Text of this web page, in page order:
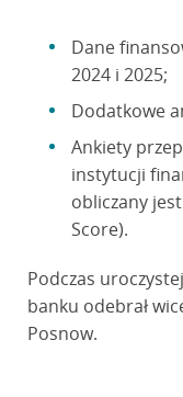
Dane
2024 i 2025;
Dodatkowe
Ankiety
instytucji
obliczany
Score).
Podczas
banku odebrał
Posnow.